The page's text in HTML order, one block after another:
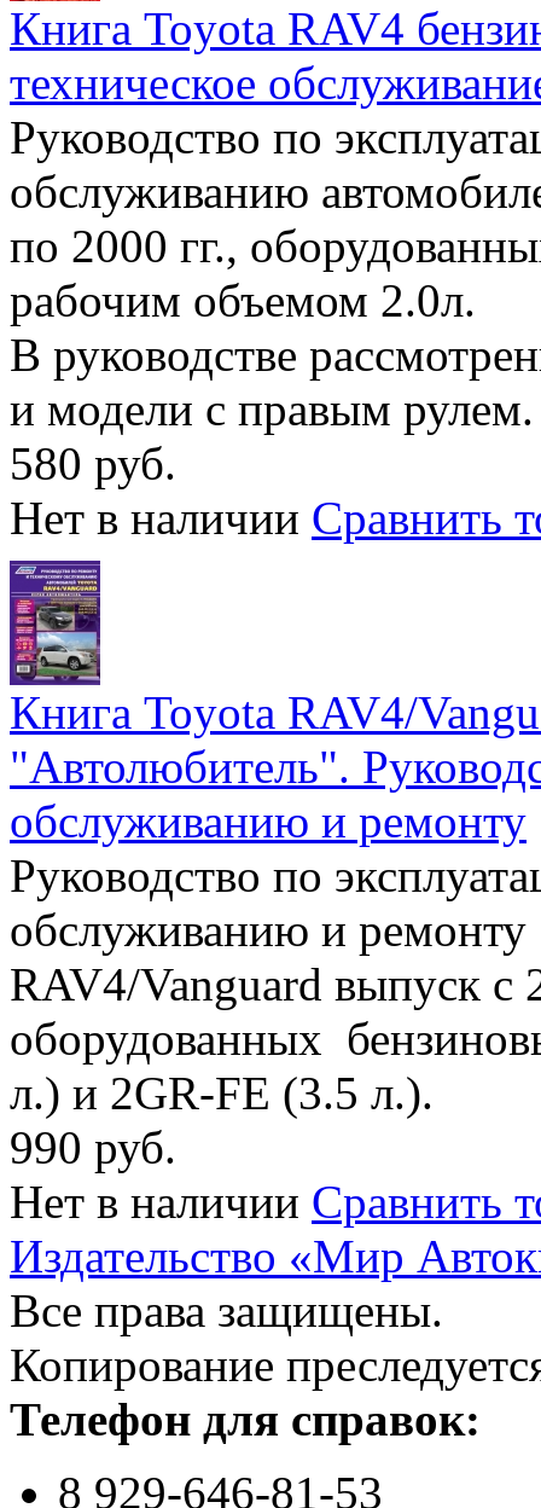
Книга Toyota RAV4
техническое
Руководство по
обслуживанию
по 2000 гг.,
рабочим объемом 2.0л.
В руководстве
и модели с правым рулем.
580 руб.
Нет в наличии Сравнить
Книга Toyota RAV4/
"Автолюбитель".
обслуживанию и ремонту
Руководство по
обслуживанию и
RAV4/Vanguard выпуск с
оборудованных
л.) и 2GR-FE (3.5 л.).
990 руб.
Нет в наличии Сравнить
Издательство «Мир
Все права защищены.
Копирование
Телефон для справок:
8 929-646-81-53